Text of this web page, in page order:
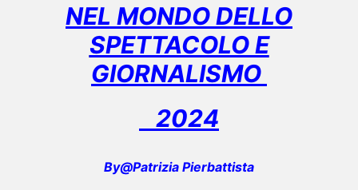
NEL MONDO DELLO
SPETTACOLO E
GIORNALISMO
2024
By@Patrizia Pierbattista